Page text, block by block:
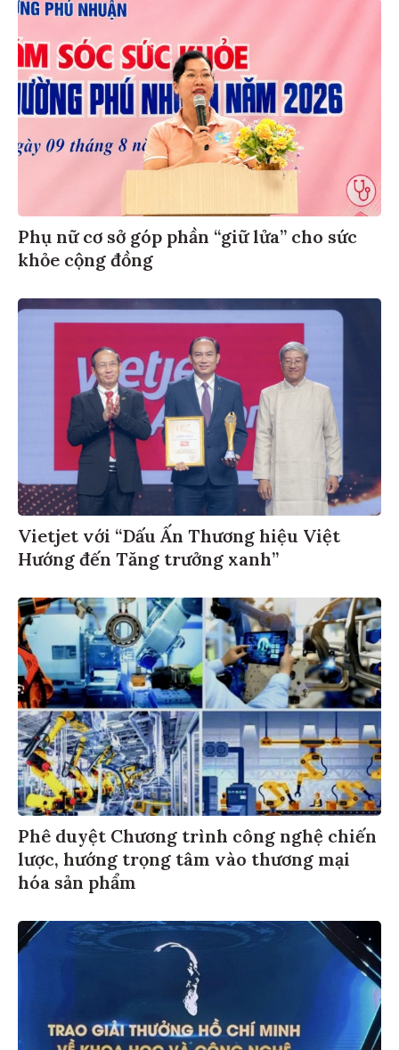
Phụ nữ cơ sở góp phần “giữ lửa” cho sức
khỏe cộng đồng
Vietjet với “Dấu Ấn Thương hiệu Việt
Hướng đến Tăng trưởng xanh”
Phê duyệt Chương trình công nghệ chiến
lược, hướng trọng tâm vào thương mại
hóa sản phẩm